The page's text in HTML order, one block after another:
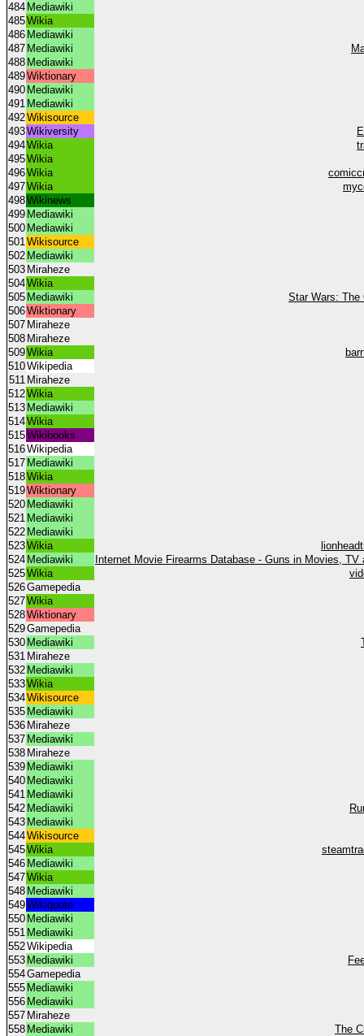
484 Mediawiki
485Wikia
486 Mediawiki
487 Mediawiki
488 Mediawiki
489Wiktionary
490 Mediawiki
491 Mediawiki
492Wikisource
493Wikiversity
494Wikia
495Wikia
496Wikia
497Wikia
498Wikinews
499 Mediawiki
500 Mediawiki
501Wikisource
502 Mediawiki
503 Miraheze
504Wikia
505 Mediawiki
Star Wars: The
506Wiktionary
507 Miraheze
508 Miraheze
509Wikia
510Wikipedia
511 Miraheze
512Wikia
513 Mediawiki
514Wikia
515Wikibooks
516Wikipedia
517 Mediawiki
518Wikia
519Wiktionary
520 Mediawiki
521 Mediawiki
522 Mediawiki
523Wikia
524 Mediawiki
Internet Movie Firearms Database - Guns in Movies, TV
525Wikia
526Gamepedia
527Wikia
528Wiktionary
529Gamepedia
530 Mediawiki
531 Miraheze
532 Mediawiki
533Wikia
534Wikisource
535 Mediawiki
536 Miraheze
537 Mediawiki
538 Miraheze
539 Mediawiki
540 Mediawiki
541 Mediawiki
542 Mediawiki
543 Mediawiki
544Wikisource
545Wikia
546 Mediawiki
547Wikia
548 Mediawiki
549Wikiquote
550 Mediawiki
551 Mediawiki
552Wikipedia
553 Mediawiki
554Gamepedia
555 Mediawiki
556 Mediawiki
557 Miraheze
558 Mediawiki
The